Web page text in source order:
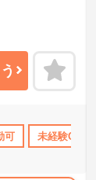
取得実績あり
だけます！
可 未経験OK